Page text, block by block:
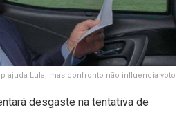
ajuda Lula, mas confronto não influencia voto